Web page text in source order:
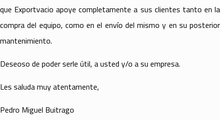
que Exportvacio apoye completamente a sus clientes tanto en la
compra del equipo, como en el envío del mismo y en su posterior
mantenimiento.
Deseoso de poder serle útil, a usted y/o a su empresa.
Les saluda muy atentamente,
Pedro Miguel Buitrago